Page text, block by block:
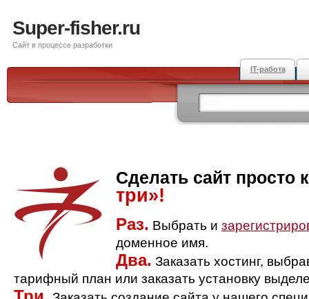
Super-fisher.ru
Сайт в процессе разработки
IT-работа
Сделать сайт просто
три»!
Раз. Выбрать и
доменное имя.
Два. Заказать хостинг,
тарифный план или заказать установку